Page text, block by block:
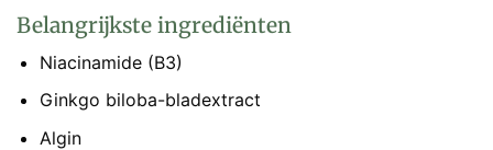
Belangrijkste ingrediënten
Niacinamide (B3)
Ginkgo biloba-bladextract
Algin